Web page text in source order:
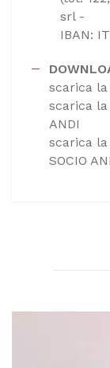
srl -
IBAN:
scarica
scarica la
ANDI
scarica
SOCIO